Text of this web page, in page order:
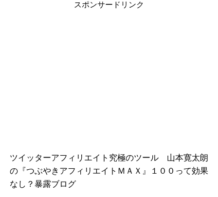
スポンサードリンク
ツイッターアフィリエイト究極のツール 山本寛太朗
の『つぶやきアフィリエイトＭＡＸ』１００って効果
なし？暴露ブログ